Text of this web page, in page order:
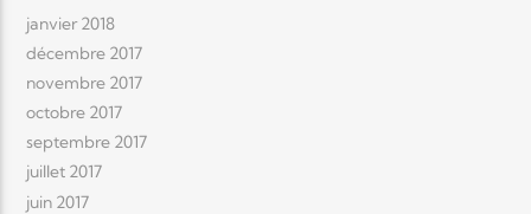
janvier 2018
décembre 2017
novembre 2017
octobre 2017
septembre 2017
juillet 2017
juin 2017